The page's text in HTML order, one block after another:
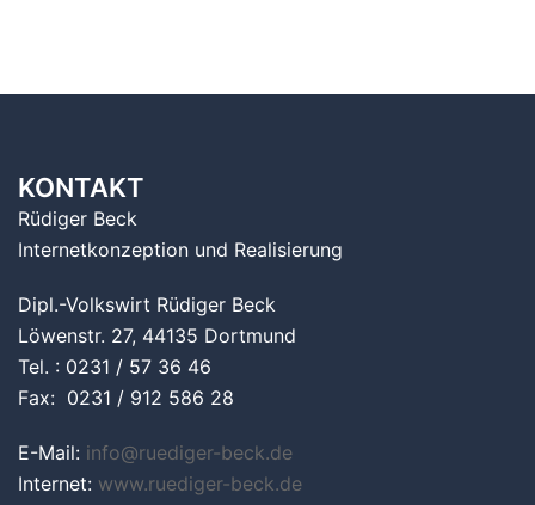
KONTAKT
Rüdiger Beck
Internetkonzeption und Realisierung
Dipl.-Volkswirt Rüdiger Beck
Löwenstr. 27, 44135 Dortmund
Tel. : 0231 / 57 36 46
Fax: 0231 / 912 586 28
E-Mail: info@ruediger-beck.de
Internet: www.ruediger-beck.de